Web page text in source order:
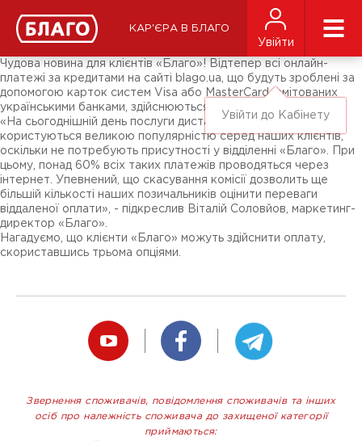
КАР'ЄРА В БЛАГО
Увійти
Увійти до Кабінету
СМИ о нас
Подписчикам соц-сетей
Ярмарки
Чудова новина для клієнтів «Благо»! Відтепер всі онлайн-
платежі за кредитами на сайті blago.ua, що будуть зроблені за
допомогою карток систем Visa або MasterCard, емітованих
українськими банками, здійснюються без комісії.
«На сьогоднішній день послуги дистанційної оплати
користуються великою популярністю серед наших клієнтів,
оскільки не потребують присутності у відділенні «Благо». При
цьому, понад 60% всіх таких платежів проводяться через
інтернет. Упевнений, що скасування комісії дозволить ще
більшій кількості наших позичальників оцінити переваги
віддаленої оплати», - підкреслив Віталій Соловйов, маркетинг-
директор «Благо».
Нагадуємо, що клієнти «Благо» можуть здійснити оплату,
скориставшись трьома опціями.
Звернення споживачів, повідомлення споживачів та інших
осіб про належність споживача до захищеної категорії
приймаються: